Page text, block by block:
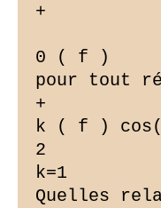
+
0 ( f )
pour tout
+
k ( f )
2
k=1
Quelles